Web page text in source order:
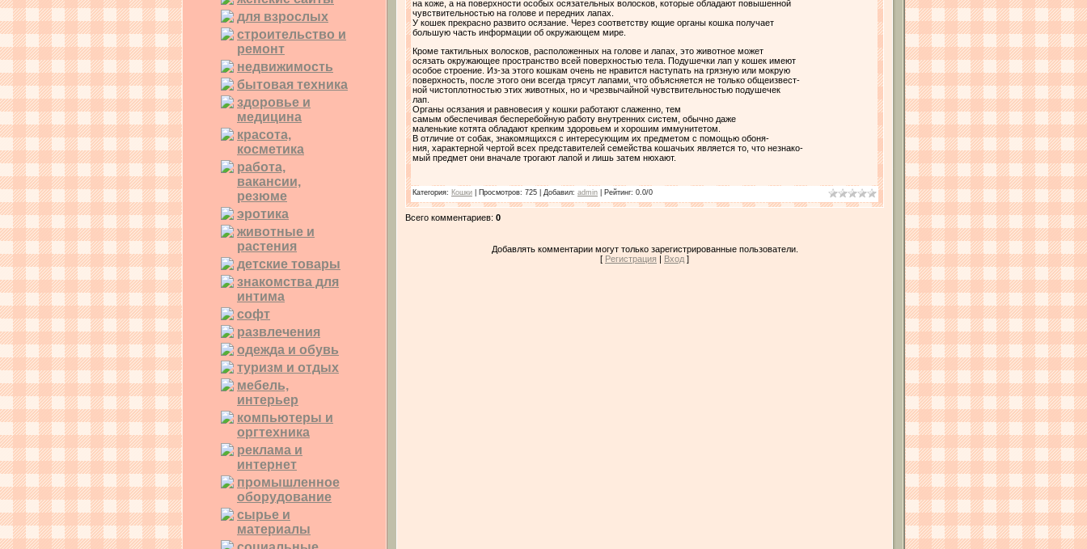
для взрослых
строительство и
ремонт
недвижимость
бытовая техника
здоровье и
медицина
красота,
косметика
работа,
вакансии,
резюме
эротика
животные и
растения
детские товары
знакомства для
интима
софт
развлечения
одежда и обувь
туризм и отдых
мебель,
интерьер
компьютеры и
оргтехника
реклама и
интернет
промышленное
оборудование
сырье и
материалы
на коже, а на поверхности особых осязательных волосков, которые обладают повышенной
чувствительностью на голове и передних лапах.
У кошек прекрасно развито осязание. Через соответству ющие органы кошка получает
большую часть информации об окружающем мире.
Кроме тактильных волосков, расположенных на голове и лапах, это животное может
осязать окружающее пространство всей поверхностью тела. Подушечки лап у кошек имеют
особое строение. Из-за этого кошкам очень не нравится наступать на грязную или мокрую
поверхность, после этого они всегда трясут лапами, что объясняется не только общеизвест-
ной чистоплотностью этих животных, но и чрезвычайной чувствительностью подушечек
лап.
Органы осязания и равновесия у кошки работают слаженно, тем
самым обеспечивая бесперебойную работу внутренних систем, обычно даже
маленькие котята обладают крепким здоровьем и хорошим иммунитетом.
В отличие от собак, знакомящихся с интересующим их предметом с помощью обоня-
ния, характерной чертой всех представителей семейства кошачьих является то, что незнако-
мый предмет они вначале трогают лапой и лишь затем нюхают.
Категория: Кошки Просмотров: 725 | Добавил: admin Рейтинг: 0.0/0
Всего комментариев: 0
Добавлять комментарии могут только зарегистрированные пользователи.
[ Регистрация | Вход ]